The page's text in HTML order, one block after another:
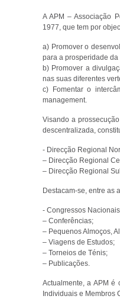
A APM – Associação
1977, que tem por
a) Promover o
para a prosperidade
b) Promover a
nas suas diferentes
c) Fomentar o
management.
Visando a
descentralizada,
- Direcção Regional
– Direcção Regional
– Direcção Regional
Destacam-se, entre as
- Congressos
– Conferências;
– Pequenos Almoços,
– Viagens de Estudos;
– Torneios de Ténis;
– Publicações.
Actualmente, a APM é
Individuais e Membros